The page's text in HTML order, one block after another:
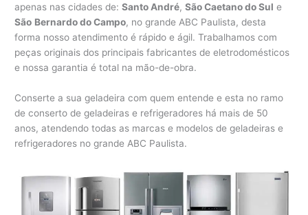
apenas nas cidades de:Santo André,São Caetano do Sul e
São Bernardo do Campo, no grande ABC Paulista, desta
forma nosso atendimento é rápido e ágil. Trabalhamos com
peças originais dos principais fabricantes de eletrodomésticos
e nossa garantia é total na mão-de-obra.
Conserte a sua geladeira com quem entende e esta no ramo
de conserto de geladeiras e refrigeradores há mais de 50
anos, atendendo todas as marcas e modelos de geladeiras e
refrigeradores no grande ABC Paulista.